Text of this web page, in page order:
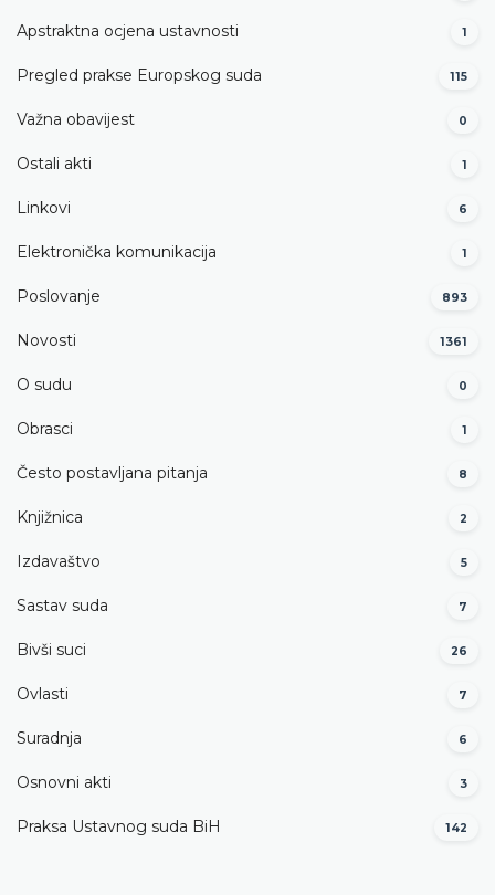
Apstraktna ocjena ustavnosti 1
Pregled prakse Europskog suda 115
Važna obavijest 0
Ostali akti 1
Linkovi 6
Elektronička komunikacija 1
Poslovanje 893
Novosti 1361
O sudu 0
Obrasci 1
Često postavljana pitanja 8
Knjižnica 2
Izdavaštvo 5
Sastav suda 7
Bivši suci 26
Ovlasti 7
Suradnja 6
Osnovni akti 3
Praksa Ustavnog suda BiH 142